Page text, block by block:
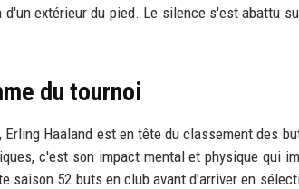
extérieur du pied. Le silence s'est abattu
du tournoi
Haaland est en tête du classement des
c'est son impact mental et physique qui
saison 52 buts en club avant d'arriver en